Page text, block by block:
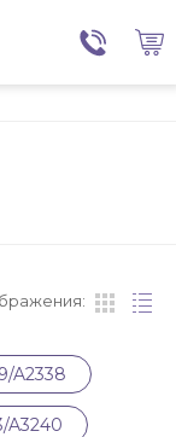
A2338
A3240